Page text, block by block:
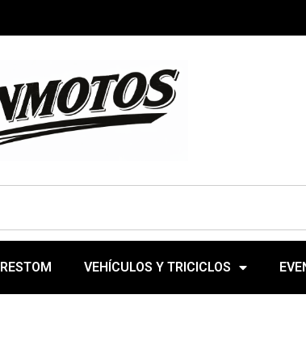
RESTOM VEHÍCULOS Y TRICICLOS